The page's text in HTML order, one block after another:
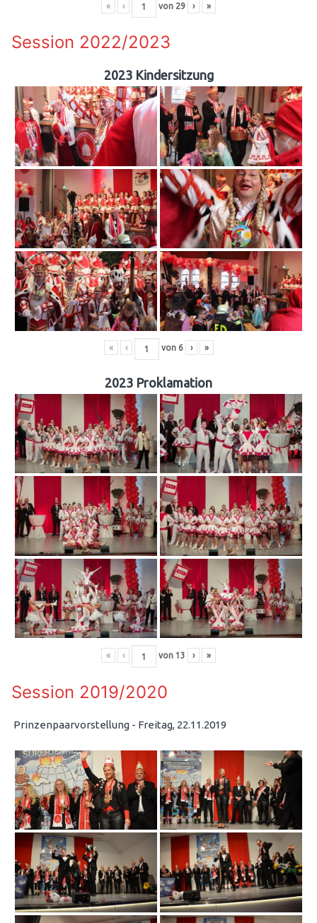
« ‹ von 29 › »
Session 2022/2023
2023 Kindersitzung
« ‹ von 6 › »
2023 Proklamation
« ‹ von 13 › »
Session 2019/2020
Prinzenpaarvorstellung - Freitag, 22.11.2019